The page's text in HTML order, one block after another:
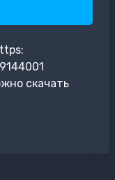
скачать